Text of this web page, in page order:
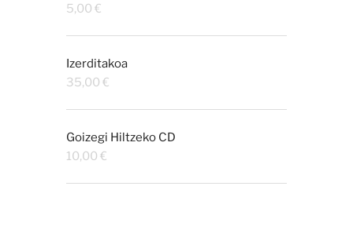
5,00 €
Izerditakoa
35,00 €
Goizegi Hiltzeko CD
10,00 €